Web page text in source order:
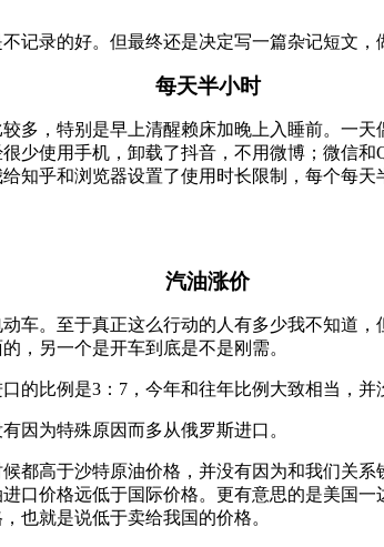
记录的好。但最终还是决定写一篇杂记短文，
每天半小时
多，特别是早上清醒赖床加晚上入睡前。一
少使用手机，卸载了抖音，不用微博；微信
知乎和浏览器设置了使用时长限制，每个每
汽油涨价
车。至于真正这么行动的人有多少我不知道
，另一个是开车到底是不是刚需。
的比例是3：7，今年和往年比例大致相当，并
因为特殊原因而多从俄罗斯进口。
都高于沙特原油价格，并没有因为和我们关
口价格远低于国际价格。更有意思的是美国
也就是说低于卖给我国的价格。